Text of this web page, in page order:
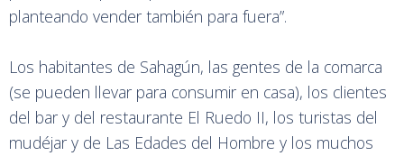
planteando vender también para fuera”.
Los habitantes de Sahagún, las gentes de la comarca
(se pueden llevar para consumir en casa), los clientes
del bar y del restaurante El Ruedo II, los turistas del
mudéjar y de Las Edades del Hombre y los muchos